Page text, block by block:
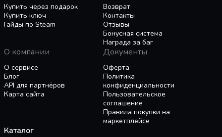
управлять своими ресурсами, торгуя с
соседними деревнями в зависимости от того,
что они импортируют и экспортируют.
получить различные награды. Эти награды
могут быть золотом, ресурсами или картами
улучшений.
Когда ресурсы вашей деревни увеличиваются,
целью ограбить ваши запасы. Чтобы защитить
деревню от рейдеров, стройте башни и стены.
Обучайте жителей стрелкам или мечникам,
нанимая их в качестве военных единиц за
Купить через подарок
Купить ключ
Гайды по Steam
Возврат
Контакты
Отзывы
Бонусная система
Награда за баг
О компании
О сервисе
Блог
API для партнёров
Карта сайта
Документы
Оферта
Политика
конфиденциальности
Пользовательское
соглашение
Правила покупки на
маркетплейсе
Каталог